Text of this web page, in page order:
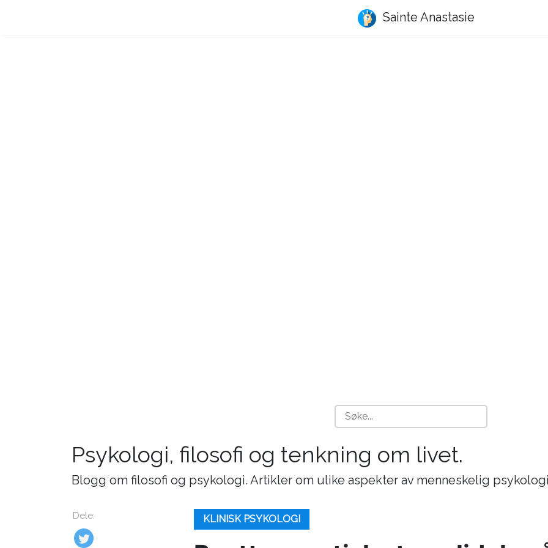
Sainte Anastasie
Psykologi, filosofi og tenkning om livet.
Blogg om filosofi og psykologi. Artikler om ulike aspekter av menneskelig
Dele: KLINISK PSYKOLOGI